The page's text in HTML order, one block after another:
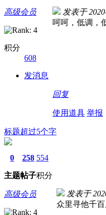
高级会员
积分
608
发消息
发表于
呵呵，低调，
回复
使用道具 举报
标题超过5个字
0
主题
258
帖子
554
积分
高级会员 发表于
众里寻他千